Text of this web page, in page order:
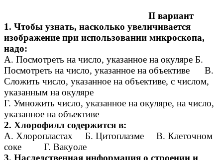
II вариант
1. Чтобы узнать, насколько увеличивается
изображение при использовании микроскопа,
надо:
A. Посмотреть на число, указанное на окуляре Б.
Посмотреть на число, указанное на объективе B.
Сложить число, указанное на объективе, с числом,
указанным на окуляре
Г. Умножить число, указанное на окуляре, на число,
указанное на объективе
2. Хлорофилл содержится в:
А. Хлоропластах Б. Цитоплазме В. Клеточном
соке Г. Вакуоле
3. Наследственная информация о строении и